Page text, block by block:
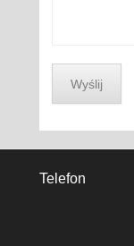
Telefon